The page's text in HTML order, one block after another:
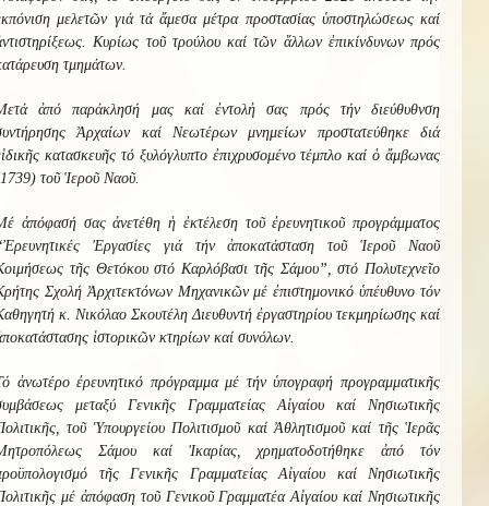
μελετῶν γιά τά ἄμεσα μέτρα προστασίας ὑποστηλώσεως καί
Κυρίως τοῦ τρούλου καί τῶν ἄλλων ἐπικίνδυνων πρός
τμημάτων.
ἀπό παράκλησή μας καί ἐντολἠ σας πρός τήν διεύθυθνση
Ἀρχαίων καί Νεωτέρων μνημείων προστατεύθηκε διά
κατασκευῆς τό ξυλόγλυπτο ἐπιχρυσομένο τέμπλο καί ὁ ἄμβωνας
τοῦ Ἱεροῦ Ναοῦ.
ἀπόφασή σας ἀνετέθη ἡ ἐκτέλεση τοῦ ἐρευνητικοῦ προγράμματος
Ἐργασίες γιά τήν ἀποκατάσταση τοῦ Ἱεροῦ Ναοῦ
τῆς Θετόκου στό Καρλόβασι τῆς Σάμου”, στό Πολυτεχνεῖο
Σχολή Ἀρχιτεκτόνων Μηχανικῶν μέ ἐπιστημονικό ὑπέυθυνο τόν
κ. Νικόλαο Σκουτέλη Διευθυντή ἐργαστηρίου τεκμηρίωσης καί
ἱστορικῶν κτηρίων καί συνόλων.
ἀνωτέρο ἐρευνητικό πρόγραμμα μέ τήν ὑπογραφή προγραμματικῆς
μεταξύ Γενικῆς Γραμματείας Αἰγαίου καί Νησιωτικῆς
τοῦ Ὑπουργείου Πολιτισμοῦ καί Ἀθλητισμοῦ καί τῆς Ἱερᾶς
Σάμου καί Ἰκαρίας, χρηματοδοτήθηκε ἀπό τόν
τῆς Γενικῆς Γραμματείας Αἰγαίου καί Νησιωτικῆς
μέ ἀπόφαση τοῦ Γενικοῦ Γραμματέα Αἰγαίου καί Νησιωτικῆς